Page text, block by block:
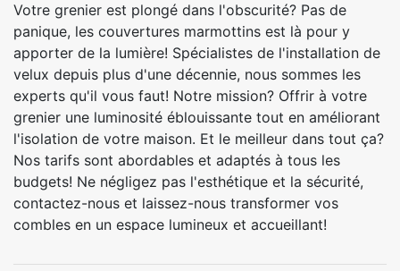
Votre grenier est plongé dans l'obscurité? Pas de
panique, les couvertures marmottins est là pour y
apporter de la lumière! Spécialistes de l'installation de
velux depuis plus d'une décennie, nous sommes les
experts qu'il vous faut! Notre mission? Offrir à votre
grenier une luminosité éblouissante tout en améliorant
l'isolation de votre maison. Et le meilleur dans tout ça?
Nos tarifs sont abordables et adaptés à tous les
budgets! Ne négligez pas l'esthétique et la sécurité,
contactez-nous et laissez-nous transformer vos
combles en un espace lumineux et accueillant!